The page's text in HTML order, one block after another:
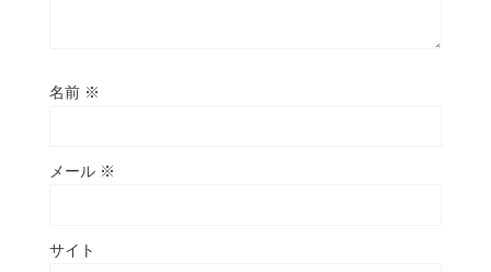
名前 ※
メール ※
サイト